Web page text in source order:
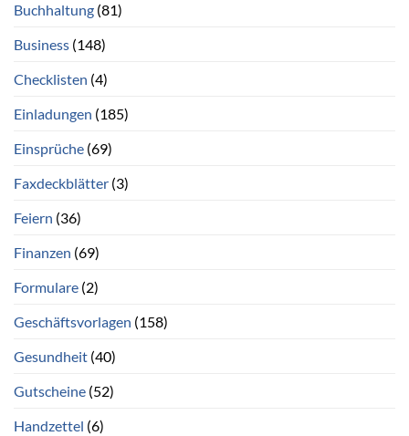
Buchhaltung (81)
Business (148)
Checklisten (4)
Einladungen (185)
Einsprüche (69)
Faxdeckblätter (3)
Feiern (36)
Finanzen (69)
Formulare (2)
Geschäftsvorlagen (158)
Gesundheit (40)
Gutscheine (52)
Handzettel (6)